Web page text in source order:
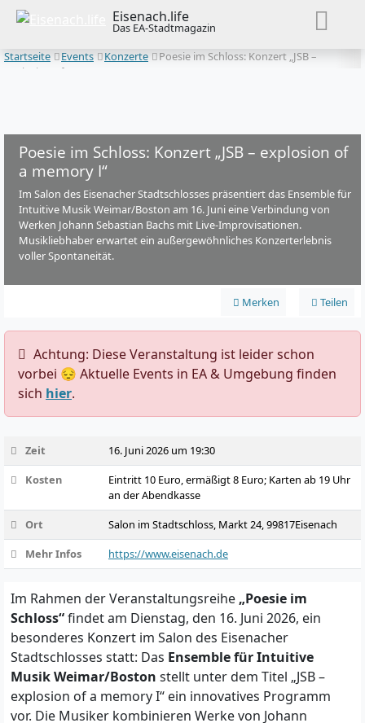
Eisenach.life
Das EA-Stadtmagazin
Startseite
Events Konzerte
Poesie im Schloss: Konzert „JSB –
explosion of a memory I“
Poesie im Schloss: Konzert „JSB – explosion of
a memory I“
Im Salon des Eisenacher Stadtschlosses präsentiert das Ensemble für
Intuitive Musik Weimar/Boston am 16. Juni eine Verbindung von
Werken Johann Sebastian Bachs mit Live-Improvisationen.
Musikliebhaber erwartet ein außergewöhnliches Konzerterlebnis
voller Spontaneität.
Merken Teilen
️ Achtung: Diese Veranstaltung ist leider schon
vorbei 😔 Aktuelle Events in EA & Umgebung finden
sich hier.
Zeit
16. Juni 2026 um 19:30
Kosten
Eintritt 10 Euro, ermäßigt 8 Euro; Karten ab 19 Uhr
an der Abendkasse
Ort
Salon im Stadtschloss, Markt 24, 99817Eisenach
Mehr Infos
https://www.eisenach.de
Im Rahmen der Veranstaltungsreihe „Poesie im
Schloss“findet am Dienstag, den 16. Juni 2026, ein
besonderes Konzert im Salon des Eisenacher
Stadtschlosses statt: Das Ensemble für Intuitive
Musik Weimar/Boston stellt unter dem Titel „JSB –
explosion of a memory I“ ein innovatives Programm
vor. Die Musiker kombinieren Werke von Johann